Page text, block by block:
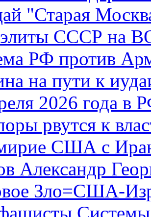
"Старая
СССР на
РФ против
на пути к
2026 года в
рвутся к
США с
Александр
Зло=США-